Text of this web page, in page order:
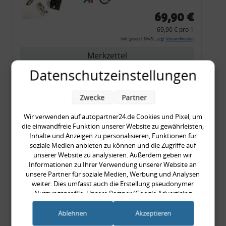
69,90 €
69,90 € pro 1
inkl. gesetzl. MwSt., zzgl. Versandkosten
Merkzettel
Zum Artikel
Rückleuchtenband mit
Blinker, rot, US-Ecken,
Audi 80 Cabrio, Typ 89,
OE-Nr.: 8G0945225 +
8G0945225C
999,99 €
999,99 € pro 1
inkl. gesetzl. MwSt., zzgl.Versandkosten
Datenschutzeinstellungen
Wir verwenden auf autopartner24.de Cookies und Pixel, um
die einwandfreie Funktion unserer Website zu gewährleisten,
Inhalte und Anzeigen zu personalisieren, Funktionen für
soziale Medien anbieten zu können und die Zugriffe auf
unserer Website zu analysieren. Außerdem geben wir
Informationen zu Ihrer Verwendung unserer Website an
unsere Partner für soziale Medien, Werbung und Analysen
weiter. Dies umfasst auch die Erstellung pseudonymer
Nutzungsprofile. Unsere Partner (Google Advertising
Products) führen diese Informationen möglicherweise mit
weiteren Daten zusammen, die Sie ihnen bereitgestellt haben
Zwecke Partner
Ablehnen Akzeptieren